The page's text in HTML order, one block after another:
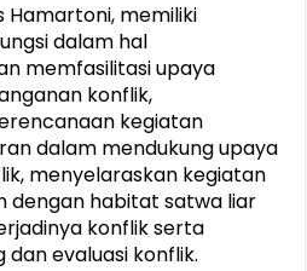
Hamartoni, memiliki
dalam hal
memfasilitasi upaya
konflik,
kegiatan
dalam mendukung upaya
menyelaraskan kegiatan
dengan habitat satwa liar
konflik serta
evaluasi konflik.